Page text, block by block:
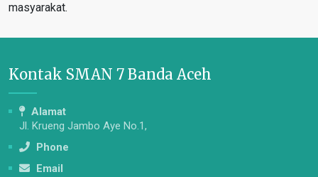
masyarakat.
Kontak SMAN 7 Banda Aceh
Alamat
Jl. Krueng Jambo Aye No.1,
Phone
Email